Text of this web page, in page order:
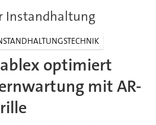
Instandhaltung
optimiert
mit AR-